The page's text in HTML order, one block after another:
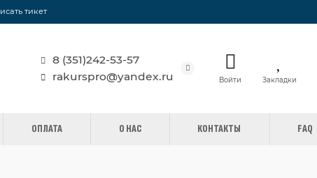
тикет
8 (351)242-53-57
rakurspro@yandex.ru
Войти Закладки
ОПЛАТА О НАС КОНТАКТЫ FAQ